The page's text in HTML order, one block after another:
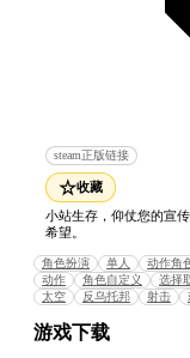
可怕的裂隙大有
险且颜值在线（
steam正版链接
☆收藏
小站生存，仰仗您的宣
希望。
角色扮演 单人 动作角
动作
角色自定义 选择
太空
反乌托邦 射击
游戏下载